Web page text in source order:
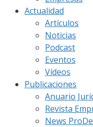
Actualidad
Artículos
Noticias
Podcast
Eventos
Vídeos
Publicaciones
Anuario
Revista
News